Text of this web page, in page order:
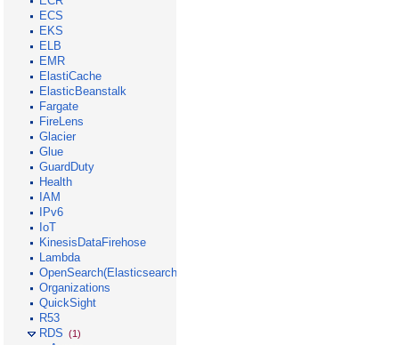
ECS
EKS
ELB
EMR
ElastiCache
ElasticBeanstalk
Fargate
FireLens
Glacier
Glue
GuardDuty
Health
IAM
IPv6
IoT
KinesisDataFirehose
Lambda
OpenSearch(Elasticsearch)
Organizations
QuickSight
R53
RDS (1)